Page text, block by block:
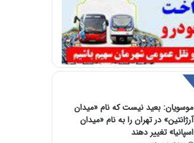
موسویان: بعید نیست که نام «میدان
آرژانتین» در تهران را به نام «میدان
اسپانیا» تغییر دهند